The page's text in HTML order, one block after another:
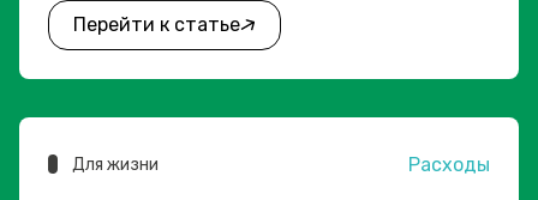
Перейти к статье
Для жизни Расходы